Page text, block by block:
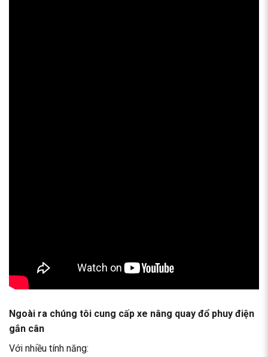
Ngoài ra chúng tôi cung cấp xe nâng quay đổ phuy điện
gắn cân
Với nhiều tính năng: